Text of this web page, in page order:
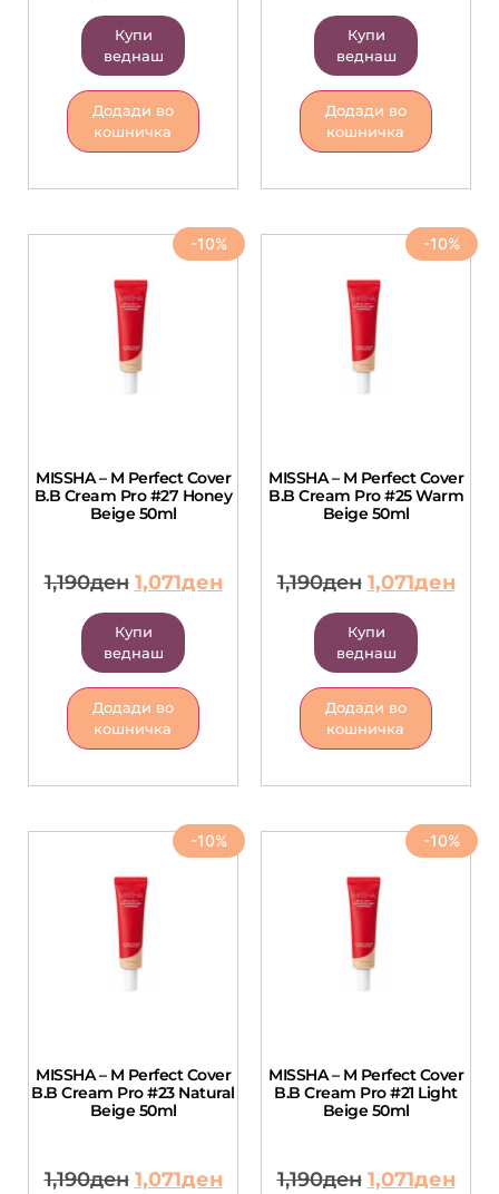
Купи
веднаш
Додади во
кошничка
Купи
веднаш
Додади во
кошничка
-10%
MISSHA – M Perfect Cover
B.B Cream Pro #27 Honey
Beige 50ml
1,190ден 1,071ден
Купи
веднаш
Додади во
кошничка
-10%
MISSHA – M Perfect Cover
B.B Cream Pro #25 Warm
Beige 50ml
1,190ден 1,071ден
Купи
веднаш
Додади во
кошничка
-10%
MISSHA – M Perfect Cover
B.B Cream Pro #23 Natural
Beige 50ml
1,190ден 1,071ден
-10%
MISSHA – M Perfect Cover
B.B Cream Pro #21 Light
Beige 50ml
1,190ден 1,071ден